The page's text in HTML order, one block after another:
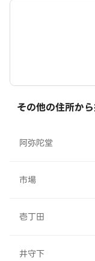
その他の住所か
阿弥陀堂
市場
壱丁田
井守下